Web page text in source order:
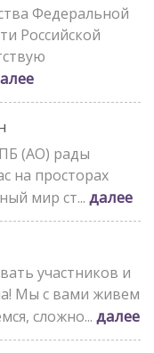
Федеральной
Российской
(АО) рады
на просторах
мир ст... далее
участников и
Мы с вами живем
сложно... далее